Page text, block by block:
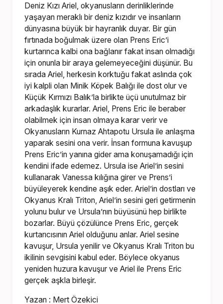
Deniz Kızı Ariel, okyanusların derinliklerinde
yaşayan meraklı bir deniz kızıdır ve insanların
dünyasına büyük bir hayranlık duyar. Bir gün
fırtınada boğulmak üzere olan Prens Eric’i
kurtarınca kalbi ona bağlanır fakat insan olmadığı
için onunla bir araya gelemeyeceğini düşünür. Bu
sırada Ariel, herkesin korktuğu fakat aslında çok
iyi kalpli olan Minik Köpek Balığı ile dost olur ve
Küçük Kırmızı Balık’la birlikte üçü unutulmaz bir
arkadaşlık kurarlar. Ariel, Prens Eric ile beraber
olabilmek için insan olmaya karar verir ve
Okyanusların Kurnaz Ahtapotu Ursula ile anlaşma
yaparak sesini ona verir. İnsan formuna kavuşup
Prens Eric’in yanına gider ama konuşamadığı için
kendini ifade edemez. Ursula ise Ariel’in sesini
kullanarak Vanessa kılığına girer ve Prens’i
büyüleyerek kendine aşık eder. Ariel’in dostları ve
Okyanus Kralı Triton, Ariel’in sesini geri getirmenin
yolunu bulur ve Ursula’nın büyüsünü hep birlikte
bozarlar. Büyü çözülünce Prens Eric, gerçek
kurtarıcısının Ariel olduğunu anlar. Ariel sesine
kavuşur, Ursula yenilir ve Okyanus Kralı Triton bu
ikilinin sevgisini kabul eder. Böylece okyanus
yeniden huzura kavuşur ve Ariel ile Prens Eric
gerçek aşkla birleşir.
Yazan : Mert Özekici